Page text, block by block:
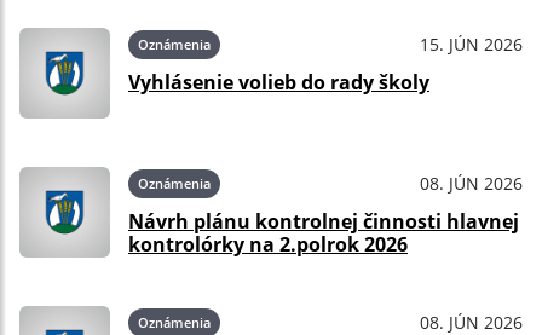
Oznámenia 15. JÚN 2026
Vyhlásenie volieb do rady školy
Oznámenia 08. JÚN 2026
Návrh plánu kontrolnej činnosti hlavnej
kontrolórky na 2.polrok 2026
Oznámenia 08. JÚN 2026